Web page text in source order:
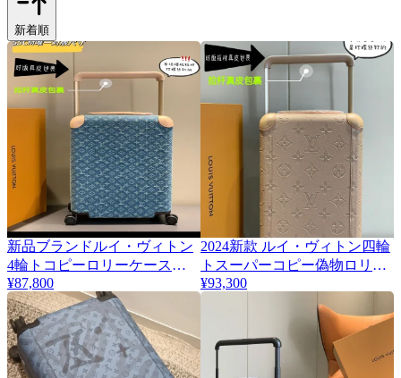
新着順
新品ブランドルイ・ヴィトン
4輪トコピーロリーケース
138668
¥87,800
2024新款 ルイ・ヴィトン四輪
トスーパーコピー偽物ロリー
ケース 138670
¥93,300